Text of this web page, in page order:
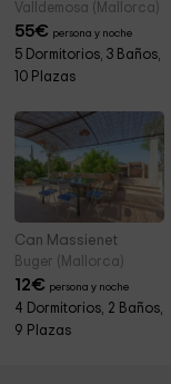
Valldemosa (Mallorca)
55€ persona y noche
5 Dormitorios, 3 Baños,
10 Plazas
Can Massienet
Buger (Mallorca)
12€ persona y noche
4 Dormitorios, 2 Baños,
9 Plazas